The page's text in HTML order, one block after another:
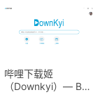
哔哩下载姬
（Downkyi）— B站